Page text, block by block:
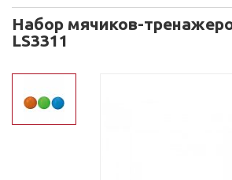
Набор мячиков-
LS3311